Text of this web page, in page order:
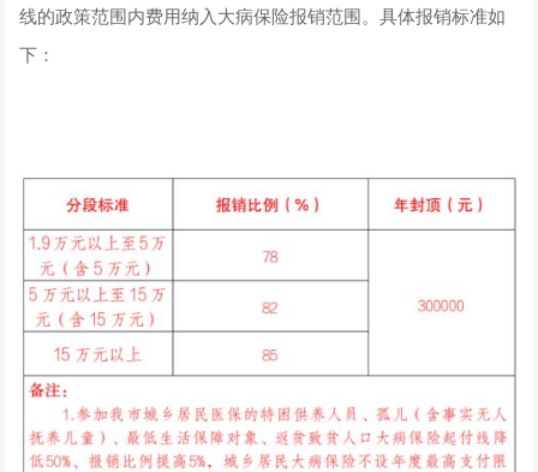
线的政策范围内费用纳入大病保险报销范围。具体报销标准如
下：